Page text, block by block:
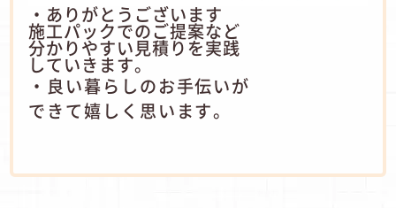
・ありがとうございます
施工パックでのご提案など
分かりやすい見積りを実践
していきます。
・良い暮らしのお手伝いが
できて嬉しく思います。